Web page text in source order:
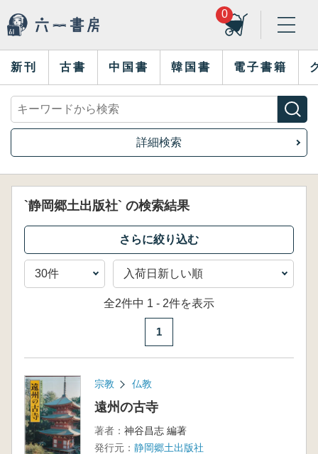
0
新刊 古書 中国書 韓国書 電子書籍
詳細検索
`静岡郷土出版社` の検索結果
全2件中 1 - 2件を表示
1
宗教 仏教
遠州の古寺
著者： 神谷昌志 編著
発行元： 静岡郷土出版社